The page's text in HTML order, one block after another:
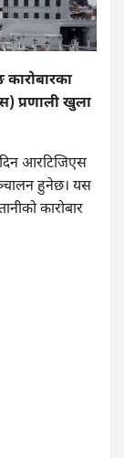
प्रणाली खुला
दिन आरटिजिएस
हुनेछ। यस
कारोबार